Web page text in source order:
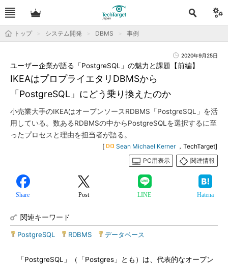
トップ システム開発 DBMS 事例
2020年9月25日
IKEAはプロプライエタリDBMSから
「PostgreSQL」にどう乗り換えたのか
ユーザー企業が語る「PostgreSQL」の魅力と課題【前編】
小売業大手のIKEAはオープンソースRDBMS「PostgreSQL」を活
用している。数あるRDBMSの中からPostgreSQLを選択するに至
ったプロセスと理由を担当者が語る。
[ Sean Michael Kerner ，TechTarget]
PC用表示
関連情報
Share Post LINE Hatena
関連キーワード
PostgreSQL RDBMS データベース
「PostgreSQL」（「Postgres」とも）は、代表的なオープン